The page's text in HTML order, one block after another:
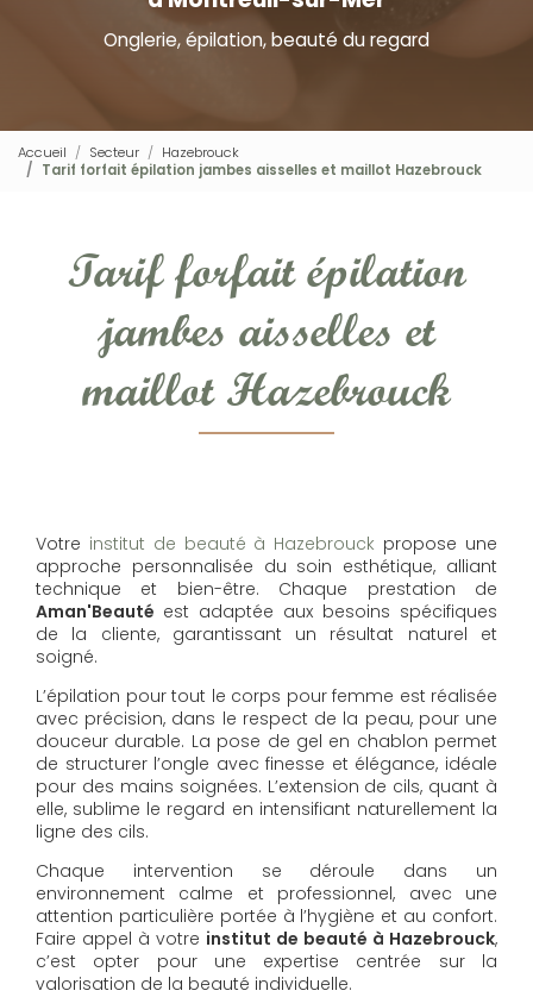
Onglerie, épilation, beauté du regard
Accueil Secteur
Hazebrouck
Tarif forfait épilation jambes aisselles et maillot Hazebrouck
Tarif forfait épilation
jambes aisselles et
maillot Hazebrouck
Votre institut de beauté à Hazebrouck propose une
approche personnalisée du soin esthétique, alliant
technique et bien-être. Chaque prestation de
Aman'Beauté est adaptée aux besoins spécifiques
de la cliente, garantissant un résultat naturel et
soigné.
L’épilation pour tout le corps pour femme est réalisée
avec précision, dans le respect de la peau, pour une
douceur durable. La pose de gel en chablon permet
de structurer l’ongle avec finesse et élégance, idéale
pour des mains soignées. L’extension de cils, quant à
elle, sublime le regard en intensifiant naturellement la
ligne des cils.
Chaque intervention se déroule dans un
environnement calme et professionnel, avec une
attention particulière portée à l’hygiène et au confort.
Faire appel à votre institut de beauté à Hazebrouck,
c’est opter pour une expertise centrée sur la
valorisation de la beauté individuelle.